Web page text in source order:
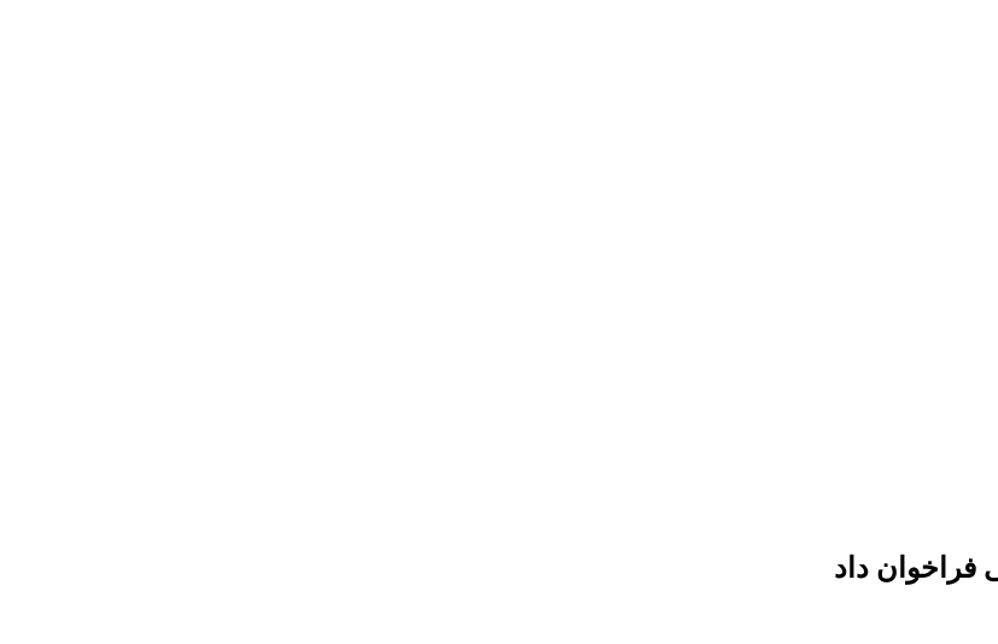
داد